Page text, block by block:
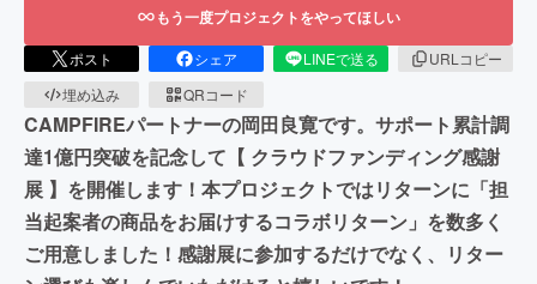
もう一度プロジェクトをやってほしい
ポスト シェア LINEで送る
URLコピー
埋め込み
QRコード
CAMPFIREパートナーの岡田良寛です。サポート累計調
達1億円突破を記念して【 クラウドファンディング感謝
展 】を開催します！本プロジェクトではリターンに「担
当起案者の商品をお届けするコラボリターン」を数多く
ご用意しました！感謝展に参加するだけでなく、リター